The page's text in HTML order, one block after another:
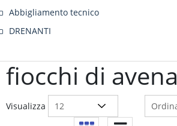
fiocchi di avena
Visualizza
Abbigliamento tecnico
DRENANTI